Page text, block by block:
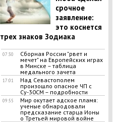
срочное
заявление:
это коснется
трех знаков Зодиака
07:30
Сборная России "рвет и
мечет" на Европейских играх
в Минске – таблица
медального зачета
17:01
Над Севастополем
произошло опасное ЧП с
Су-30СМ – подробности
09:55
Мир окутает адское пламя:
ученые обнародовали
предсказание старца Ионы
о Третьей мировой войне